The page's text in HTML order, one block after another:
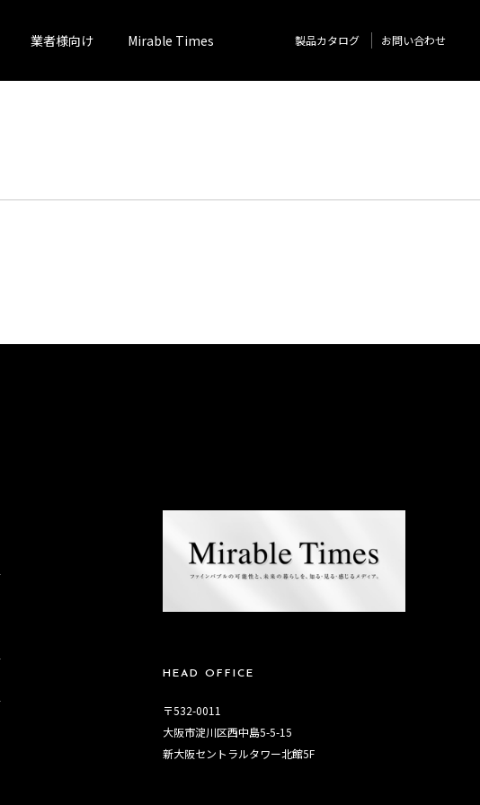
業者様向け Mirable Times 製品カタログ お問い合わせ
HEAD OFFICE
〒532-0011
大阪市淀川区西中島5-5-15
新大阪セントラルタワー北館5F